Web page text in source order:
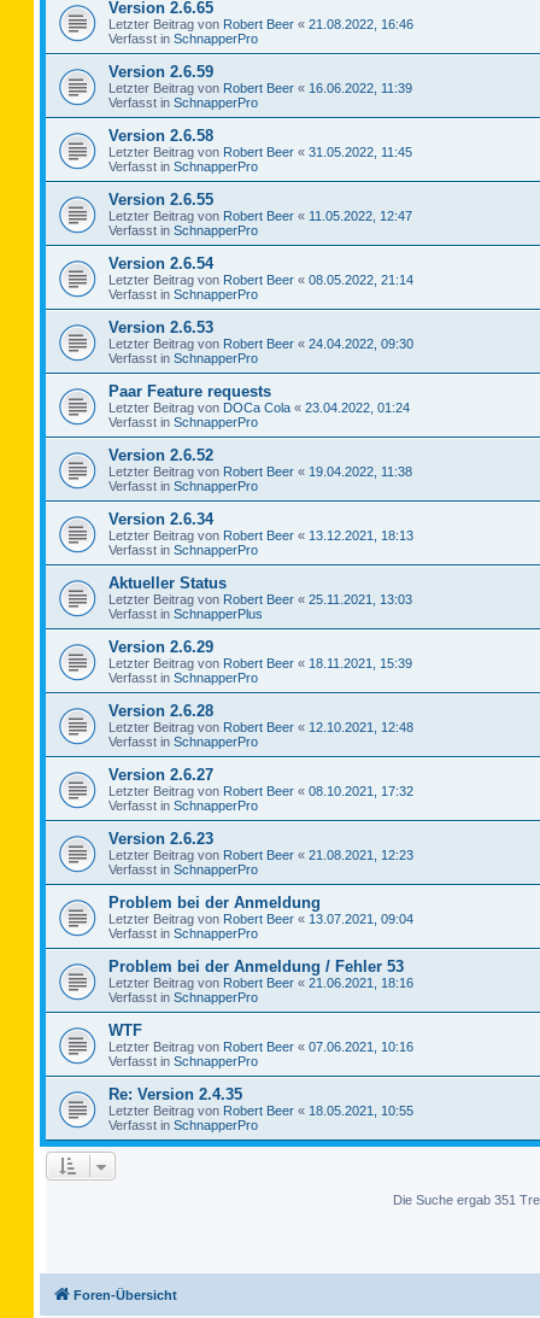
Version 2.6.65
Letzter Beitrag von Robert Beer « 21.08.2022, 16:46
Verfasst in SchnapperPro
Version 2.6.59
Letzter Beitrag von Robert Beer « 16.06.2022, 11:39
Verfasst in SchnapperPro
Version 2.6.58
Letzter Beitrag von Robert Beer « 31.05.2022, 11:45
Verfasst in SchnapperPro
Version 2.6.55
Letzter Beitrag von Robert Beer « 11.05.2022, 12:47
Verfasst in SchnapperPro
Version 2.6.54
Letzter Beitrag von Robert Beer « 08.05.2022, 21:14
Verfasst in SchnapperPro
Version 2.6.53
Letzter Beitrag von Robert Beer « 24.04.2022, 09:30
Verfasst in SchnapperPro
Paar Feature requests
Letzter Beitrag von DOCa Cola « 23.04.2022, 01:24
Verfasst in SchnapperPro
Version 2.6.52
Letzter Beitrag von Robert Beer « 19.04.2022, 11:38
Verfasst in SchnapperPro
Version 2.6.34
Letzter Beitrag von Robert Beer « 13.12.2021, 18:13
Verfasst in SchnapperPro
Aktueller Status
Letzter Beitrag von Robert Beer « 25.11.2021, 13:03
Verfasst in SchnapperPlus
Version 2.6.29
Letzter Beitrag von Robert Beer « 18.11.2021, 15:39
Verfasst in SchnapperPro
Version 2.6.28
Letzter Beitrag von Robert Beer « 12.10.2021, 12:48
Verfasst in SchnapperPro
Version 2.6.27
Letzter Beitrag von Robert Beer « 08.10.2021, 17:32
Verfasst in SchnapperPro
Version 2.6.23
Letzter Beitrag von Robert Beer « 21.08.2021, 12:23
Verfasst in SchnapperPro
Problem bei der Anmeldung
Letzter Beitrag von Robert Beer « 13.07.2021, 09:04
Verfasst in SchnapperPro
Problem bei der Anmeldung / Fehler 53
Letzter Beitrag von Robert Beer « 21.06.2021, 18:16
Verfasst in SchnapperPro
WTF
Letzter Beitrag von Robert Beer « 07.06.2021, 10:16
Verfasst in SchnapperPro
Re: Version 2.4.35
Letzter Beitrag von Robert Beer « 18.05.2021, 10:55
Verfasst in SchnapperPro
Die Suche ergab 351
Foren-Übersicht